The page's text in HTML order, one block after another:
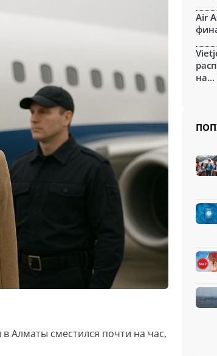
Алматы сместился почти на час,
Air
на...